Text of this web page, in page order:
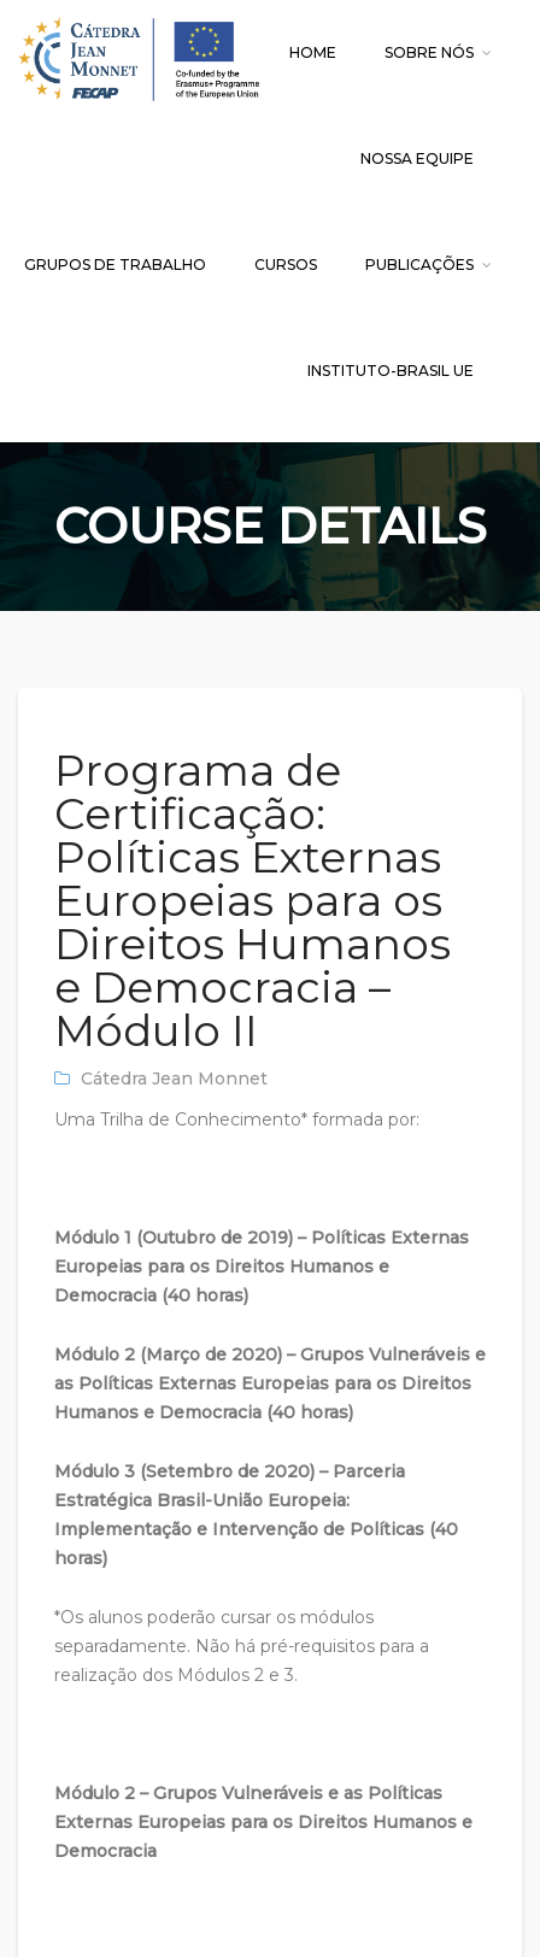
HOME SOBRE NÓS
NOSSA EQUIPE
GRUPOS DE TRABALHO CURSOS PUBLICAÇÕES
INSTITUTO-BRASIL UE
COURSE DETAILS
Programa de
Certificação:
Políticas Externas
Europeias para os
Direitos Humanos
e Democracia –
Módulo II
Cátedra Jean Monnet
Uma Trilha de Conhecimento* formada por:
Módulo 1 (Outubro de 2019) – Políticas Externas
Europeias para os Direitos Humanos e
Democracia (40 horas)
Módulo 2 (Março de 2020) – Grupos Vulneráveis e
as Políticas Externas Europeias para os Direitos
Humanos e Democracia (40 horas)
Módulo 3 (Setembro de 2020) – Parceria
Estratégica Brasil-União Europeia:
Implementação e Intervenção de Políticas (40
horas)
*Os alunos poderão cursar os módulos
separadamente. Não há pré-requisitos para a
realização dos Módulos 2 e 3.
Módulo 2 – Grupos Vulneráveis e as Políticas
Externas Europeias para os Direitos Humanos e
Democracia